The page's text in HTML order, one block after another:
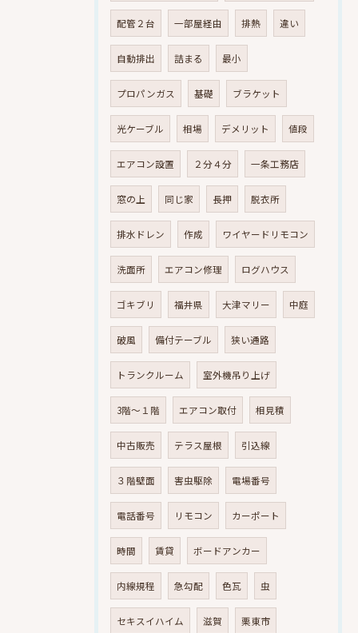
配管２台 一部屋経由 排熱 違い
自動排出 詰まる 最小
プロパンガス 基礎 ブラケット
光ケーブル 相場 デメリット 値段
エアコン設置 ２分４分 一条工務店
窓の上 同じ家 長押 脱衣所
排水ドレン 作成 ワイヤードリモコン
洗面所 エアコン修理 ログハウス
ゴキブリ 福井県 大津マリー 中庭
破風 備付テーブル 狭い通路
トランクルーム 室外機吊り上げ
3階～１階 エアコン取付 相見積
中古販売 テラス屋根 引込線
３階壁面 害虫駆除 電場番号
電話番号 リモコン カーポート
時間 賃貸 ボードアンカー
内線規程 急勾配 色瓦 虫
セキスイハイム 滋賀 栗東市